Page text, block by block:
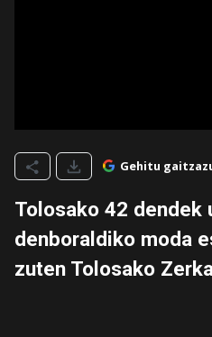
Gehitu
Tolosako 42 dendek
denboraldiko moda
zuten Tolosako